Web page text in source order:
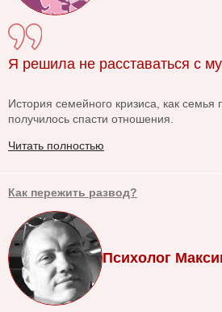
Я решила не расставаться с
История семейного кризиса, как семья
получилось спасти отношения.
Читать полностью
Как пережить развод?
Психолог